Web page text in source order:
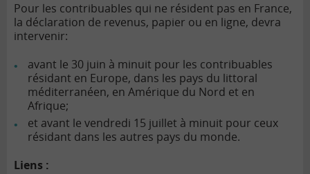
Pour les contribuables qui ne résident pas en France,
la déclaration de revenus, papier ou en ligne, devra
intervenir:
avant le 30 juin à minuit pour les contribuables
résidant en Europe, dans les pays du littoral
méditerranéen, en Amérique du Nord et en
Afrique;
et avant le vendredi 15 juillet à minuit pour ceux
résidant dans les autres pays du monde.
Liens :